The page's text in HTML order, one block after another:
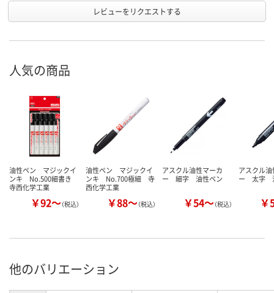
レビューをリクエストする
人気の商品
油性ペン マジックイ
ンキ No.500細書き
寺西化学工業
￥92～（税込）
油性ペン マジックイ
ンキ No.700極細 寺
西化学工業
￥88～（税込）
アスクル油性マーカ
ー 細字 油性ペン
￥54～（税込）
アスクル
ー 太字
￥
他のバリエーション